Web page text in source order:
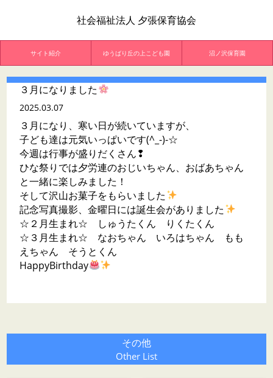
社会福祉法人 夕張保育協会
サイト紹介 ゆうばり丘の上こども園 沼ノ沢保育園
３月になりました
2025.03.07
３月になり、寒い日が続いていますが、
子ども達は元気いっぱいです(^_-)-☆
今週は行事が盛りだくさん❢
ひな祭りでは夕労連のおじいちゃん、おばあちゃん
と一緒に楽しみました！
そして沢山お菓子をもらいました
記念写真撮影、金曜日には誕生会がありました
☆２月生まれ☆ しゅうたくん りくたくん
☆３月生まれ☆ なおちゃん いろはちゃん もも
えちゃん そうとくん
HappyBirthday
その他
Other List